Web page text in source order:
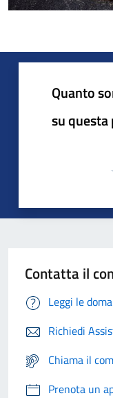
Quanto
su questa
Contatta il
Leggi le
Richiedi
Chiama il
Prenota un